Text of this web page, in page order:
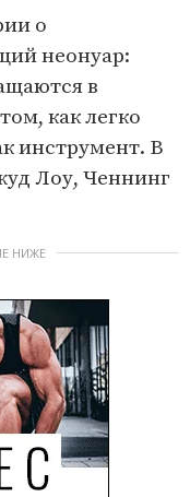
о
неонуар:
в
как легко
инструмент. В
Лоу, Ченнинг
НИЖЕ